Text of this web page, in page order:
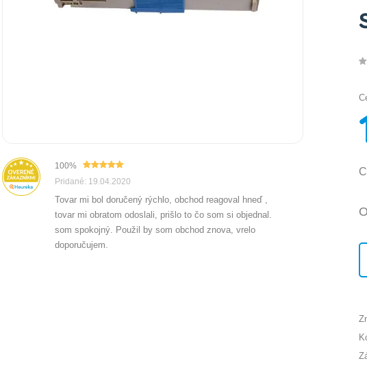
100%
Pridané: 19.04.2020
Tovar mi bol doručený rýchlo, obchod reagoval hneď ,
tovar mi obratom odoslali, prišlo to čo som si objednal.
som spokojný. Použil by som obchod znova, vrelo
doporučujem.